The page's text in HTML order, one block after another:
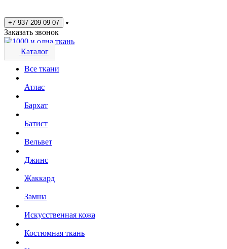
+7 937 209 09 07
Заказать звонок
Каталог
Все ткани
Атлас
Бархат
Батист
Вельвет
Джинс
Жаккард
Замша
Искусственная кожа
Костюмная ткань